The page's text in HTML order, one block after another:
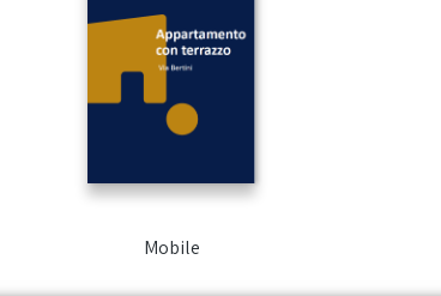
Mobile